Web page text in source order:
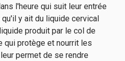
l'heure qui suit leur entrée
y ait du liquide cervical
produit par le col de
qui protège et nourrit les
permet de se rendre